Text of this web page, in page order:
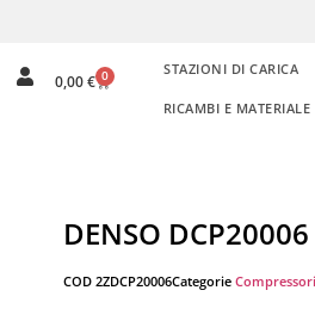
0,00€ 0 STAZIONI DI CARICA
RICAMBI E
DENSO
COD 2ZDCP20006Categorie Compressori